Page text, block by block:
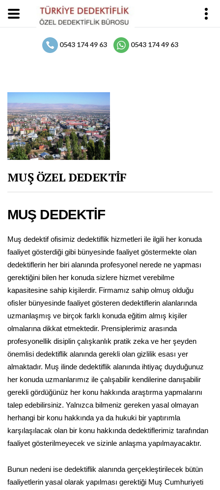
0543 174 49 63 0543 174 49 63
MUŞ ÖZEL DEDEKTİF
MUŞ DEDEKTİF
Muş dedektif ofisimiz dedektiflik hizmetleri ile ilgili her konuda
faaliyet gösterdiği gibi bünyesinde faaliyet göstermekte olan
dedektiflerin her biri alanında profesyonel nerede ne yapması
gerektiğini bilen her konuda sizlere hizmet verebilme
kapasitesine sahip kişilerdir. Firmamız sahip olmuş olduğu
ofisler bünyesinde faaliyet gösteren dedektiflerin alanlarında
uzmanlaşmış ve birçok farklı konuda eğitim almış kişiler
olmalarına dikkat etmektedir. Prensiplerimiz arasında
profesyonellik disiplin çalışkanlık pratik zeka ve her şeyden
önemlisi dedektiflik alanında gerekli olan gizlilik esası yer
almaktadır. Muş ilinde dedektiflik alanında ihtiyaç duyduğunuz
her konuda uzmanlarımız ile çalışabilir kendilerine danışabilir
gerekli gördüğünüz her konu hakkında araştırma yapmalarını
talep edebilirsiniz. Yalnızca bilmeniz gereken yasal olmayan
herhangi bir konu hakkında ya da hukuki bir yaptırımla
karşılaşılacak olan bir konu hakkında dedektiflerimiz tarafından
faaliyet gösterilmeyecek ve sizinle anlaşma yapılmayacaktır.
Bunun nedeni ise dedektiflik alanında gerçekleştirilecek bütün
faaliyetlerin yasal olarak yapılması gerektiği Muş Cumhuriyeti